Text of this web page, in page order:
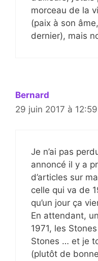
morceau de la
(paix à son
dernier), mais
Bernard
29 juin 2017 à 12:59
Je n’ai pas
annoncé il y a
d’articles sur
celle qui va de
qu’un jour ça
En attendant,
1971, les
Stones … et je
(plutôt de